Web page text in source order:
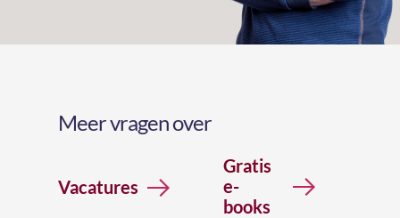
Meer vragen over
Vacatures
Gratis
e-
books